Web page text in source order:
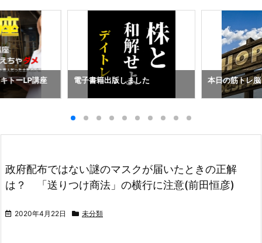
トーLP講座 電子書籍出版しました 本日の筋トレ
政府配布ではない謎のマスクが届いたときの正解
は？ 「送りつけ商法」の横行に注意(前田恒彦)
2020年4月22日 未分類